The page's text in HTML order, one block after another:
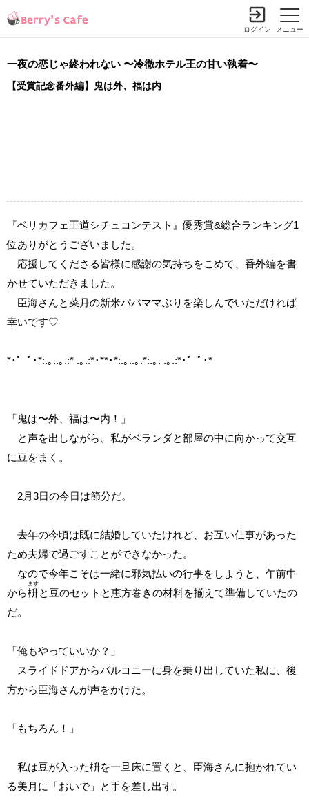
メニュー
ログイン
一夜の恋じゃ終われない 〜冷徹ホテル王の甘い執着〜
【受賞記念番外編】鬼は外、福は内
『ベリカフェ王道シチュコンテスト』優秀賞&総合ランキング1
位ありがとうございました。
応援してくださる皆様に感謝の気持ちをこめて、番外編を書
かせていただきました。
臣海さんと菜月の新米パパママぶりを楽しんでいただければ
幸いです♡
*･゜ﾟ･*:.｡..｡.:* .｡.:*･**･*:.｡..｡.*:.｡. .｡.:*･゜ﾟ･*
「鬼は〜外、福は〜内！」
と声を出しながら、私がベランダと部屋の中に向かって交互
に豆をまく。
2月3日の今日は節分だ。
去年の今頃は既に結婚していたけれど、お互い仕事があった
ため夫婦で過ごすことができなかった。
なので今年こそは一緒に邪気払いの行事をしようと、午前中
から枡
ます
と豆のセットと恵方巻きの材料を揃えて準備していたの
だ。
「俺もやっていいか？」
スライドドアからバルコニーに身を乗り出していた私に、後
方から臣海さんが声をかけた。
「もちろん！」
私は豆が入った枡を一旦床に置くと、臣海さんに抱かれてい
る美月に「おいで」と手を差し出す。